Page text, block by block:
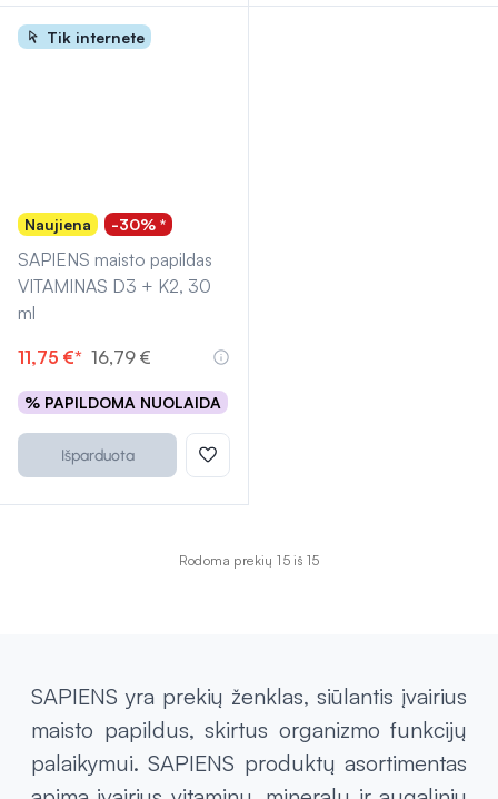
Tik internete
Naujiena -30% *
SAPIENS maisto papildas
VITAMINAS D3 + K2, 30
ml
11,75 €* 16,79 €
% PAPILDOMA NUOLAIDA
Išparduota
Rodoma prekių 15 iš 15
SAPIENS yra prekių ženklas, siūlantis įvairius
maisto papildus, skirtus organizmo funkcijų
palaikymui. SAPIENS produktų asortimentas